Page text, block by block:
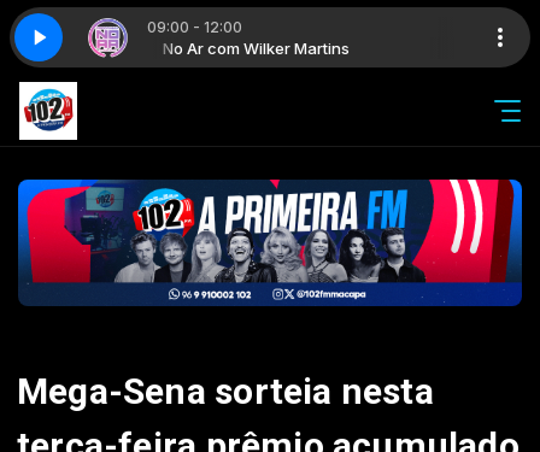
09:00 - 12:00
No Ar com Wilker Martins
Mega-Sena sorteia nesta